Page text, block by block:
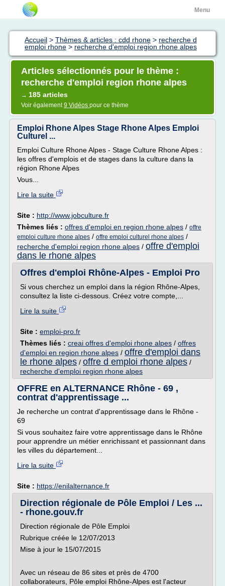
Menu
Accueil > Thèmes & articles : cdd rhone > recherche d
emploi rhone > recherche d'emploi region rhone alpes
Articles sélectionnés pour le thème :
recherche d'emploi region rhone alpes
→ 185 articles
Voir également9 Vidéos pour ce thème
Emploi Rhone Alpes Stage Rhone Alpes Emploi
Culturel ...
Emploi Culture Rhone Alpes - Stage Culture Rhone Alpes :
les offres d'emplois et de stages dans la culture dans la
région Rhone Alpes
Vous...
Lire la suite
Site : http://www.jobculture.fr
Thèmes liés : offres d'emploi en region rhone alpes / offre
emploi culture rhone alpes / offre emploi culturel rhone alpes /
recherche d'emploi region rhone alpes / offre d'emploi
dans le rhone alpes
Offres d'emploi Rhône-Alpes - Emploi Pro
Si vous cherchez un emploi dans la région Rhône-Alpes,
consultez la liste ci-dessous. Créez votre compte,...
Lire la suite
Site : emploi-pro.fr
Thèmes liés : creai offres d'emploi rhone alpes / offres
d'emploi en region rhone alpes / offre d'emploi dans
le rhone alpes / offre d emploi rhone alpes /
recherche d'emploi region rhone alpes
OFFRE en ALTERNANCE Rhône - 69 ,
contrat d'apprentissage ...
Je recherche un contrat d'apprentissage dans le Rhône -
69
Si vous souhaitez faire votre apprentissage dans le Rhône
pour apprendre un métier enrichissant et passionnant dans
les villes du département...
Lire la suite
Site : https://enilalternance.fr
Direction régionale de Pôle Emploi / Les ...
- rhone.gouv.fr
Direction régionale de Pôle Emploi
Rubrique créée le 12/07/2013
Mise à jour le 15/07/2015
Avec un réseau de 86 sites et près de 4700
collaborateurs, Pôle emploi Rhône-Alpes est l'acteur